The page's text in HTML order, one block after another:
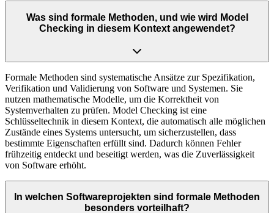
Was sind formale Methoden, und wie wird Model
Checking in diesem Kontext angewendet?
Formale Methoden sind systematische Ansätze zur Spezifikation,
Verifikation und Validierung von Software und Systemen. Sie
nutzen mathematische Modelle, um die Korrektheit von
Systemverhalten zu prüfen. Model Checking ist eine
Schlüsseltechnik in diesem Kontext, die automatisch alle möglichen
Zustände eines Systems untersucht, um sicherzustellen, dass
bestimmte Eigenschaften erfüllt sind. Dadurch können Fehler
frühzeitig entdeckt und beseitigt werden, was die Zuverlässigkeit
von Software erhöht.
In welchen Softwareprojekten sind formale Methoden
besonders vorteilhaft?